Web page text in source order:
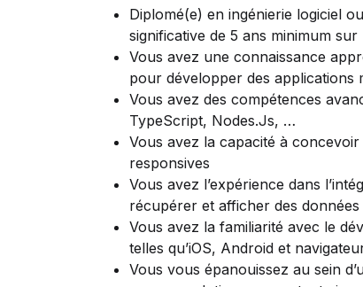
Diplomé(e) en ingénierie logiciel
significative de 5 ans minimum
Vous avez une connaissance
pour développer des applications
Vous avez des compétences
TypeScript, Nodes.Js, …
Vous avez la capacité à
responsives
Vous avez l’expérience dans
récupérer et afficher des données
Vous avez la familiarité avec le
telles qu’iOS, Android et
Vous vous épanouissez au sein